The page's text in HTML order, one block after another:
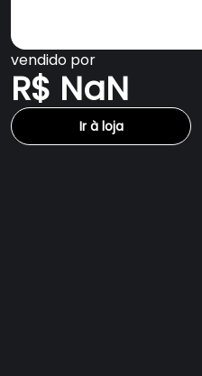
vendido por
R$ NaN
Ir à loja